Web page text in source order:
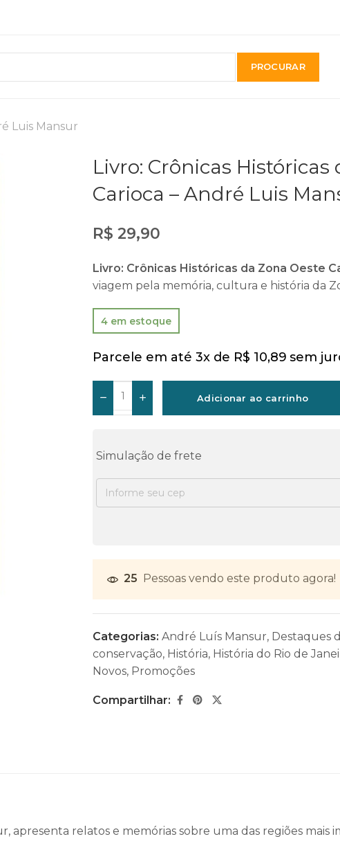
PROCURAR
Luis Mansur
Livro: Crônicas Históricas
Carioca – André Luis
R$ 29,90
Livro: Crônicas Históricas da Zona Oeste
viagem pela memória, cultura e história da
4 em estoque
Parcele em até 3x de R$ 10,89 sem
Adicionar ao carrinho
Simulação de frete
25 Pessoas vendo este produto agora!
Categorias: André Luís Mansur, Destaques
conservação, História, História do Rio de
Novos, Promoções
Compartilhar:
, apresenta relatos e memórias sobre uma das regiões mais